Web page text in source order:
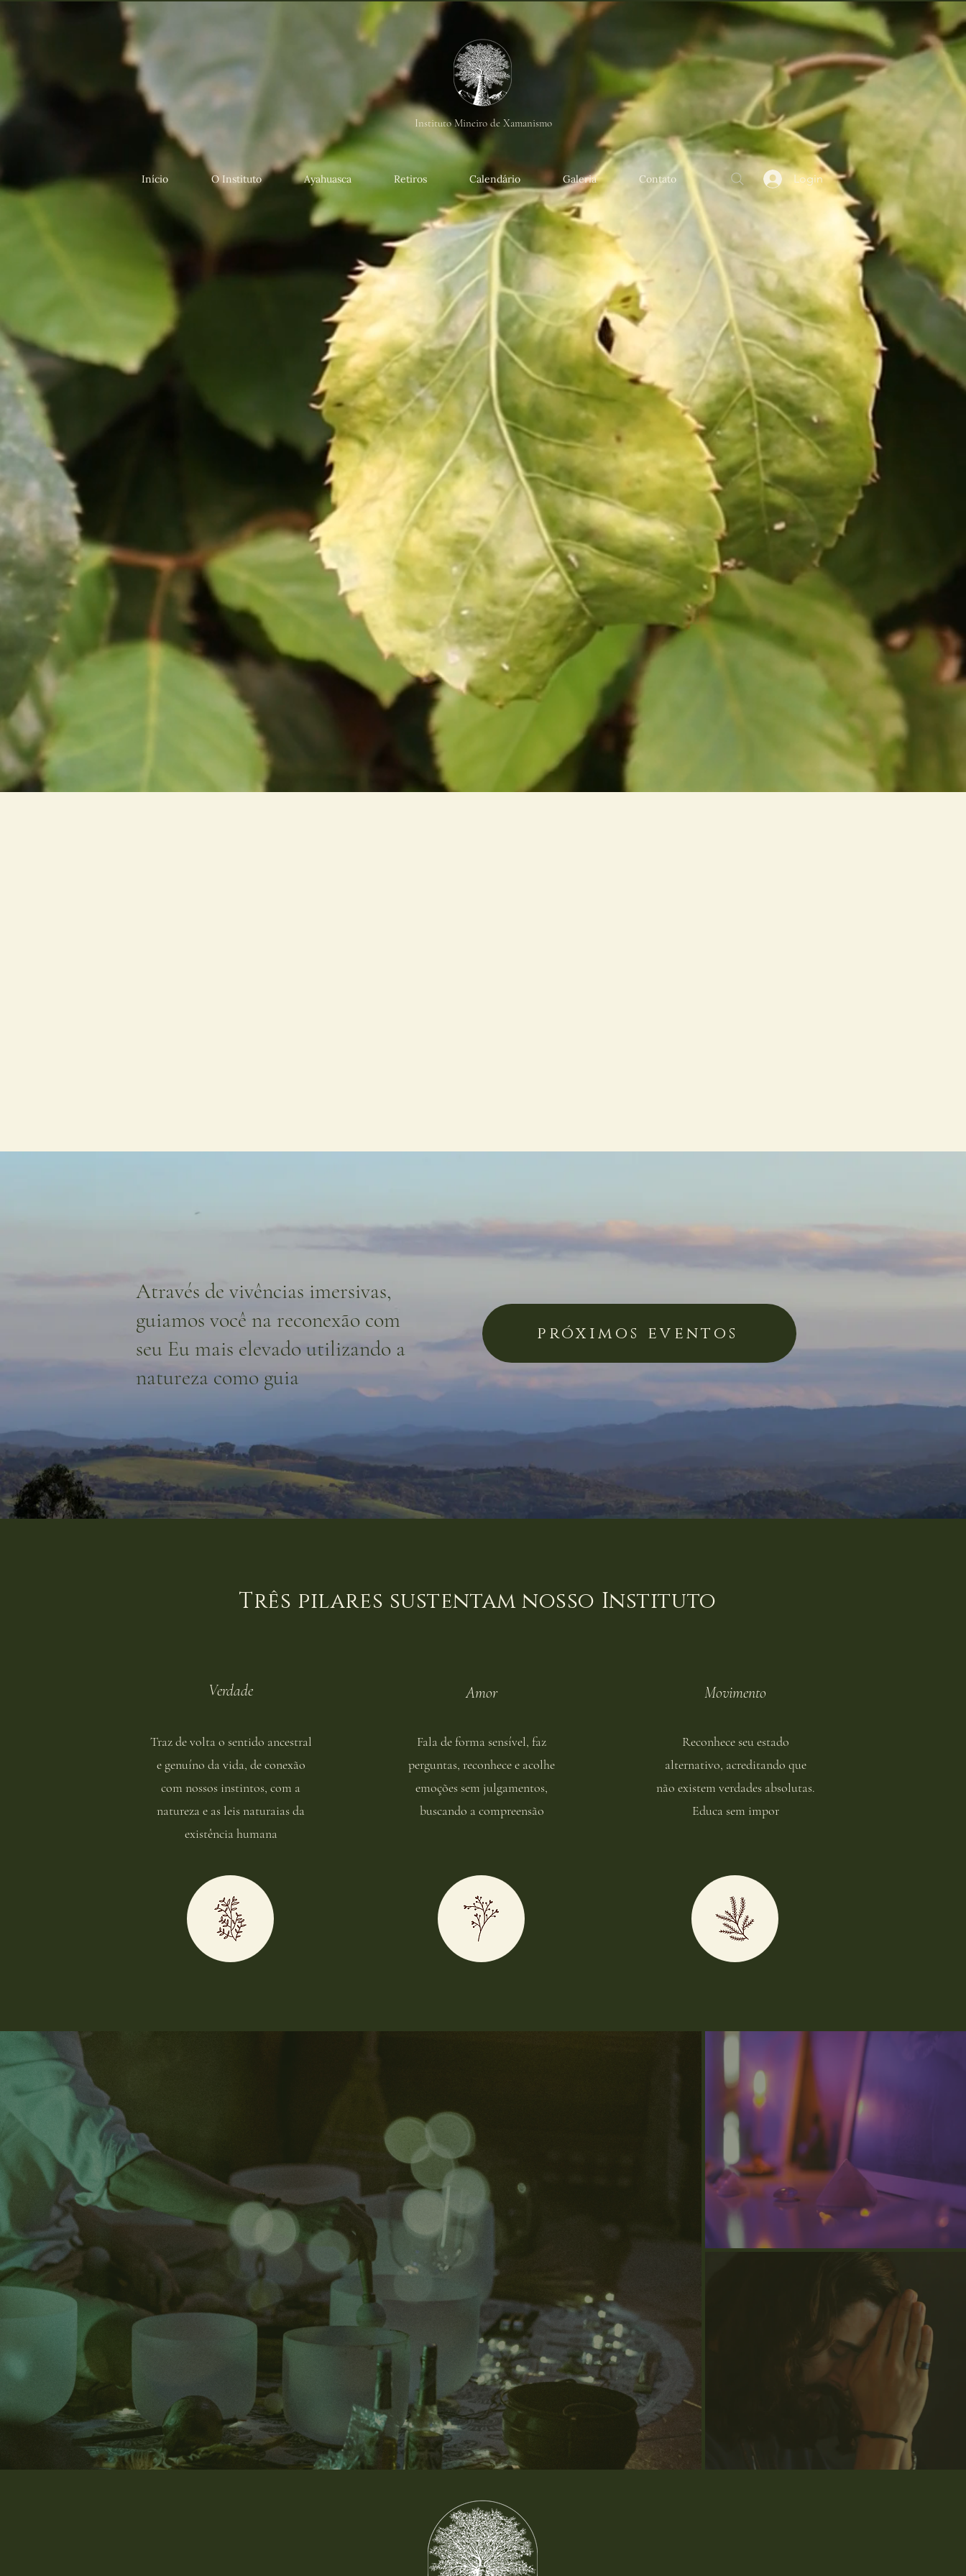
Instituto Mineiro de Xamanismo
Início O Instituto Ayahuasca Retiros Calendário Galeria Contato Login
Seja bem-vindo ao amanhecer
de uma nova era
Através de vivências imersivas,
guiamos você na reconexão com
seu Eu mais elevado utilizando a
natureza como guia
próximos eventos
Três pilares sustentam nosso Instituto
Verdade
Traz de volta o sentido ancestral
e genuíno da vida, de conexão
com nossos instintos, com a
natureza e as leis naturaias da
existência humana
Amor
Fala de forma sensível, faz
perguntas, reconhece e acolhe
emoções sem julgamentos,
buscando a compreensão
Movimento
Reconhece seu estado
alternativo, acreditando que
não existem verdades absolutas.
Educa sem impor